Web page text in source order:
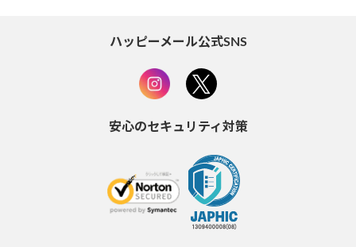
ハッピーメール公式SNS
安心のセキュリティ対策